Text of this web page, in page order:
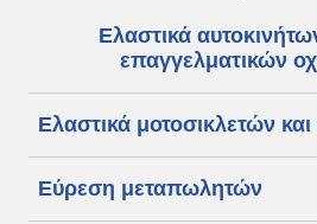
Ελαστικά
επαγγελματικών
Ελαστικά μοτοσικλετών
Εύρεση μεταπωλητών